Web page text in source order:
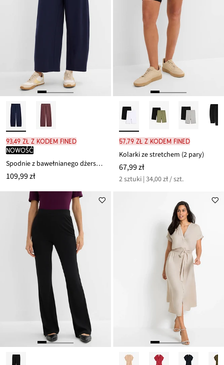
93,49 zł z kodem FINED
nowość
Spodnie z bawełnianego dżerseju Interlock
109,99 zł
57,79 zł z kodem FINED
Kolarki ze stretchem (2 pary)
67,99 zł
2 sztuki | 34,00 zł / szt.